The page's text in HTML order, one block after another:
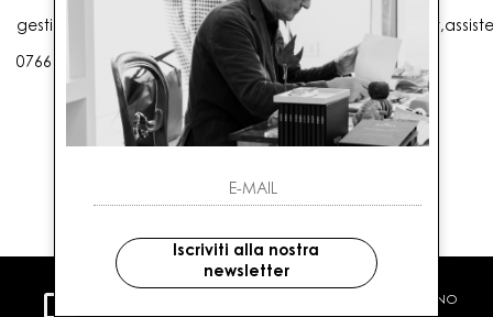
0766 25656
CARTA DI CREDITO CONTRASSEGNO
Iscriviti alla nostra
newsletter